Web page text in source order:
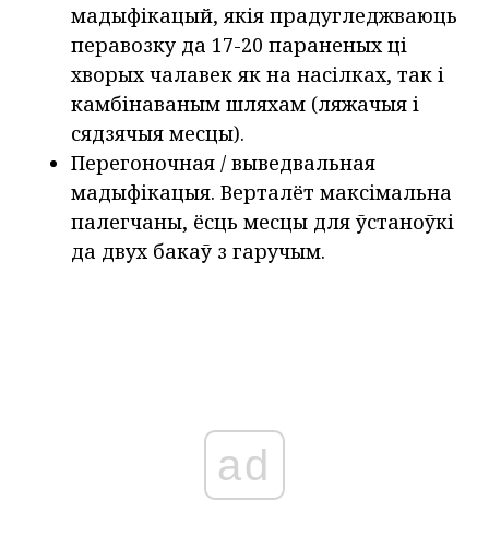
мадыфікацый, якія прадугледжваюць
перавозку да 17-20 параненых ці
хворых чалавек як на насілках, так і
камбінаваным шляхам (ляжачыя і
сядзячыя месцы).
Перегоночная / выведвальная
мадыфікацыя. Верталёт максімальна
палегчаны, ёсць месцы для ўстаноўкі
да двух бакаў з гаручым.
ad